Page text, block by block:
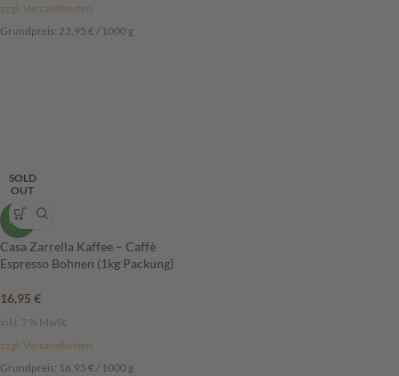
zzgl. Versandkosten
Grundpreis: 23,95 € / 1000 g
SOLD
OUT
NEU
Casa Zarrella Kaffee – Caffè
Espresso Bohnen (1kg Packung)
16,95 €
inkl. 7 % MwSt.
zzgl. Versandkosten
Grundpreis: 16,95 € / 1000 g